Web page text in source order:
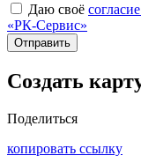
Даю своё
«РК-Сервис»
Отправить
Создать
Поделиться
копировать ссылку